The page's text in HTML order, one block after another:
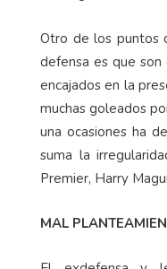
Otro de los puntos
defensa es que
encajados en la
muchas goleados
una ocasiones ha
suma la
Premier, Harry
MAL